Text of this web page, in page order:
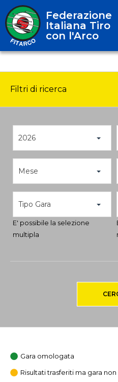
Federazione
Italiana Tiro
con l'Arco
Filtri di ricerca
2026
Mese
Tipo Gara
E' possibile la selezione
multipla
Gara omologata
Risultati trasferiti ma gara